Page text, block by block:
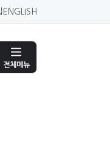
ENGLISH
전체메뉴